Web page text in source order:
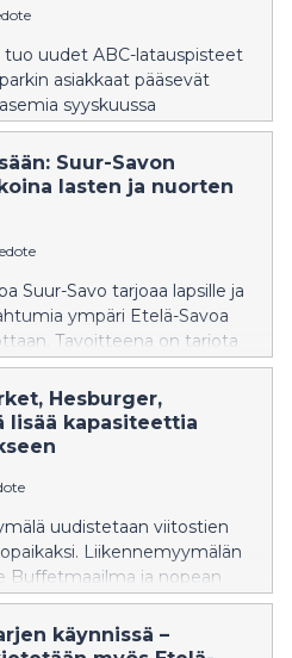
tuo uudet ABC-latauspisteet
asiakkaat pääsevät
syyskuussa
Suur-Savon
lasten ja nuorten
Suur-Savo tarjoaa lapsille ja
ympäri Etelä-Savoa
Tavoitteena on tarjota
kesätekemistä:
oppimista ja yhdessä
Hesburger,
lisää kapasiteettia
uudistetaan viitostien
Liikennemyymälän
Buffetmaailma ja nopean
Hesburger.
suunnitelmissa on myös
valikoimaltaan
käynnissä –